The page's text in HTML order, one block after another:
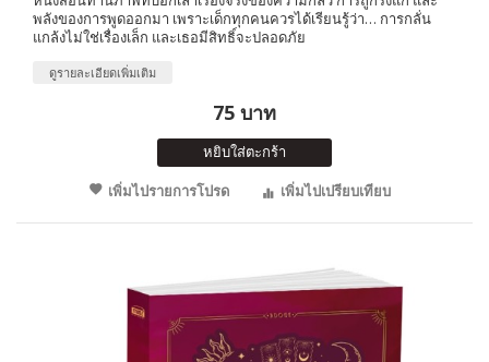
พลังของการพูดออกมา เพราะเด็กทุกคนควรได้เรียนรู้ว่า… การกลั่น
แกล้งไม่ใช่เรื่องเล็ก และเธอมีสิทธิ์จะปลอดภัย
ดูรายละเอียดเพิ่มเติม
75 บาท
หยิบใส่ตะกร้า
เพิ่มไปรายการโปรด
เพิ่มไปเปรียบเทียบ